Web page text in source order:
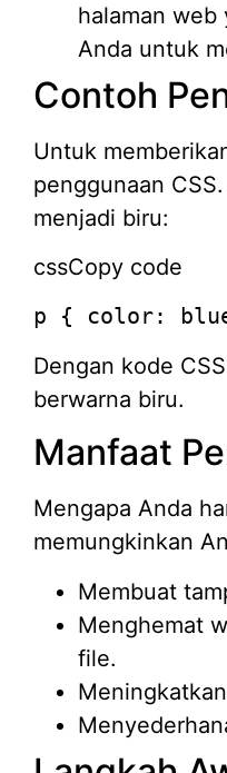
halaman web
Anda untuk
Contoh
Untuk
penggunaan
menjadi biru:
cssCopy code
p { color:
Dengan kode
berwarna biru.
Manfaat
Mengapa Anda
memungkinkan
Membuat
Menghemat
file.